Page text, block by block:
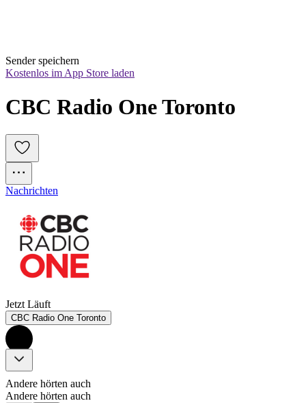
Sender speichern
Kostenlos im App Store laden
CBC Radio One Toronto
Nachrichten
Jetzt Läuft
CBC Radio One Toronto
Andere hörten auch
Andere hörten auch